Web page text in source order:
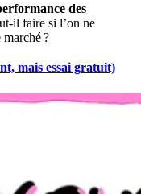
des
il faire si l’on ne
?
mais essai gratuit)